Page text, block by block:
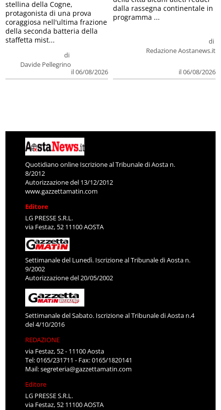
di
Davide Pellegrino
il 06/08/2026
stellina della Cogne,
protagonista di una prova
coraggiosa nell'ultima frazione
della seconda batteria della
staffetta mist...
di
Redazione Aostanews.it
il 06/08/2026
dalla rassegna continentale in
programma ...
Quotidiano online Iscrizione al Tribunale di Aosta n.
8/2012
Autorizzazione del 13/12/2012
www.gazzettamatin.com
Editore
LG PRESSE S.R.L.
via Festaz, 52 11100 AOSTA
Settimanale del Lunedì. Iscrizione al Tribunale di Aosta n.
9/2002
Autorizzazione del 20/05/2002
Settimanale del Sabato. Iscrizione al Tribunale di Aosta n.4
del 4/10/2016
REDAZIONE
via Festaz, 52 - 11100 Aosta
Tel: 0165/231711 - Fax: 0165/1820141
Mail:segreteria@gazzettamatin.com
Editore
LG PRESSE S.R.L.
via Festaz, 52 11100 AOSTA